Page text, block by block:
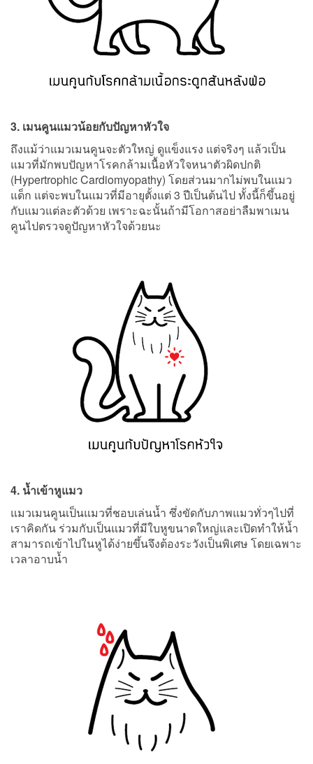
3. เมนคูนแมวน้อยกับปัญหาหัวใจ
ถึงแม้ว่าแมวเมนคูนจะตัวใหญ่ ดูแข็งแรง แต่จริงๆ แล้วเป็น
แมวที่มักพบปัญหาโรคกล้ามเนื้อหัวใจหนาตัวผิดปกติ
(Hypertrophic Cardiomyopathy) โดยส่วนมากไม่พบในแมว
แด็ก แต่จะพบในแมวที่มีอายุตั้งแต่ 3 ปีเป็นต้นไป ทั้งนี้ก็ขึ้นอยู่
กับแมวแต่ละตัวด้วย เพราะฉะนั้นถ้ามีโอกาสอย่าลืมพาเมน
คูนไปตรวจดูปัญหาหัวใจด้วยนะ
4. น้ำเข้าหูแมว
แมวเมนคูนเป็นแมวที่ชอบเล่นน้ำ ซึ่งขัดกับภาพแมวทั่วๆไปที่
เราคิดกัน ร่วมกับเป็นแมวที่มีใบหูขนาดใหญ่และเปิดทำให้น้ำ
สามารถเข้าไปในหูได้ง่ายขึ้นจึงต้องระวังเป็นพิเศษ โดยเฉพาะ
เวลาอาบน้ำ